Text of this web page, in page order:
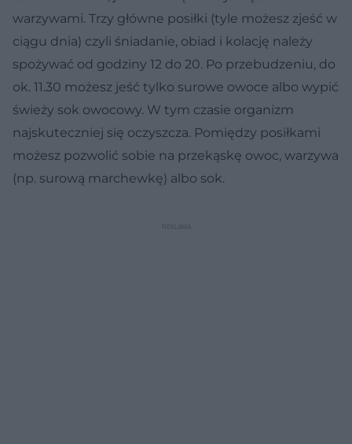
warzywami. Trzy główne posiłki (tyle możesz zjeść w
ciągu dnia) czyli śniadanie, obiad i kolację należy
spożywać od godziny 12 do 20. Po przebudzeniu, do
ok. 11.30 możesz jeść tylko surowe owoce albo wypić
świeży sok owocowy. W tym czasie organizm
najskuteczniej się oczyszcza. Pomiędzy posiłkami
możesz pozwolić sobie na przekąskę owoc, warzywa
(np. surową marchewkę) albo sok.